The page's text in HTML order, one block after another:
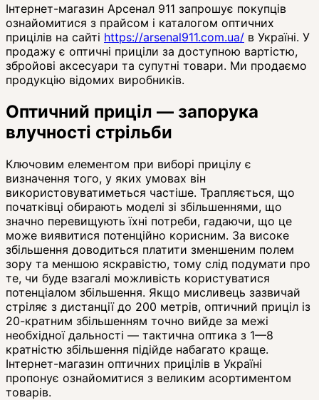
Інтернет-магазин Арсенал 911 запрошує покупців
ознайомитися з прайсом і каталогом оптичних
прицілів на сайті https://arsenal911.com.ua/ в Україні. У
продажу є оптичні приціли за доступною вартістю,
збройові аксесуари та супутні товари. Ми продаємо
продукцію відомих виробників.
Оптичний приціл — запорука
влучності стрільби
Ключовим елементом при виборі прицілу є
визначення того, у яких умовах він
використовуватиметься частіше. Трапляється, що
початківці обирають моделі зі збільшеннями, що
значно перевищують їхні потреби, гадаючи, що це
може виявитися потенційно корисним. За високе
збільшення доводиться платити зменшеним полем
зору та меншою яскравістю, тому слід подумати про
те, чи буде взагалі можливість користуватися
потенціалом збільшення. Якщо мисливець зазвичай
стріляє з дистанції до 200 метрів, оптичний приціл із
20-кратним збільшенням точно вийде за межі
необхідної дальності — тактична оптика з 1—8
кратністю збільшення підійде набагато краще.
Інтернет-магазин оптичних прицілів в Україні
пропонує ознайомитися з великим асортиментом
товарів.